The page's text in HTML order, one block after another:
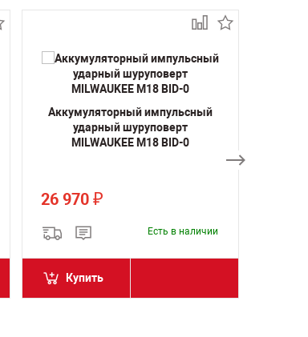
Аккумуляторный импульсный
ударный шуруповерт
MILWAUKEE M18 BID-0
26 970 ₽
Есть в наличии
Купить